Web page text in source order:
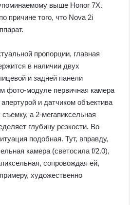
выше Honor 7X.
причине того, что Nova 2i
пропорции, главная
в наличии двух
и задней панели
фото-модуле первичная камера
и датчиком объектива
а 2-мегапиксельная
глубину резкости. Во
подобная. Тут, вправду,
камера (светосила f/2.0),
сопровождая ей,
художественно